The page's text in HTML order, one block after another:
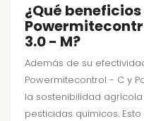
¿Qué
3.0 - M?
Además de su
Powermitecontrol - C y
la sostenibilidad
pesticidas químicos.